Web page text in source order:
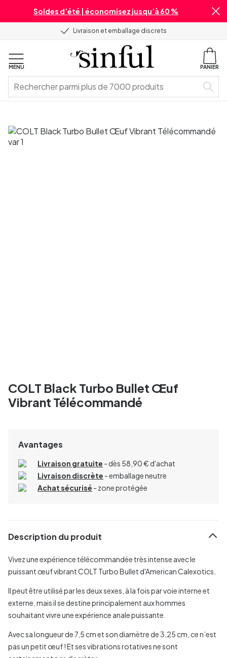
Soldes d’été | économisez jusqu’à 60 %
Livraison et emballage discrets
MENU PANIER
COLT Black Turbo Bullet Œuf
Vibrant Télécommandé
Avantages
Livraison gratuite - dès 58,90 € d'achat
Livraison discrète - emballage neutre
Achat sécurisé - zone protégée
Description du produit
Vivez une expérience télécommandée très intense avec le
puissant œuf vibrant COLT Turbo Bullet d'American Calexotics.
Il peut être utilisé par les deux sexes, à la fois par voie interne et
externe, mais il se destine principalement aux hommes
souhaitant vivre une expérience anale puissante.
Avec sa longueur de 7,5 cm et son diamètre de 3,25 cm, ce n’est
pas un petit œuf ! Et ses vibrations rotatives ne sont